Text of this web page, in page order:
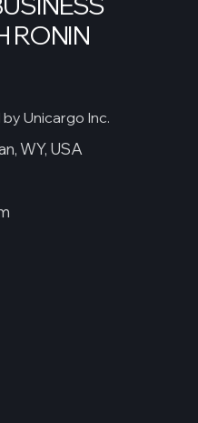
RONIN
Unicargo Inc.
WY, USA